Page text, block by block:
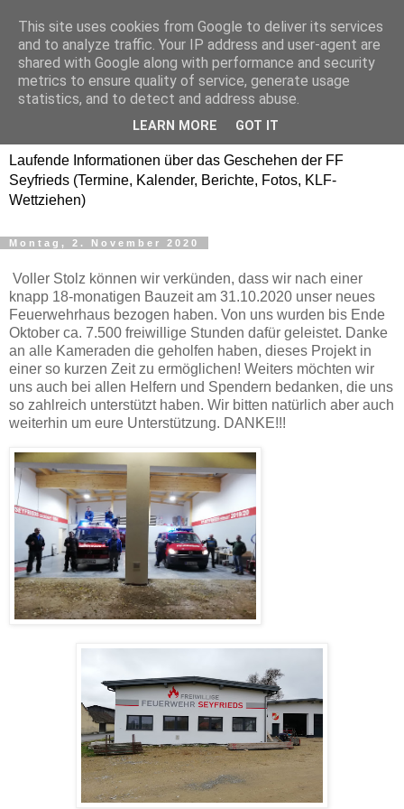
Freiwillige Feuerwehr
SEYFRIEDS
www.ffseyfrieds.at
Laufende Informationen über das Geschehen der FF
Seyfrieds (Termine, Kalender, Berichte, Fotos, KLF-
Wettziehen)
Montag, 2. November 2020
Voller Stolz können wir verkünden, dass wir nach einer
knapp 18-monatigen Bauzeit am 31.10.2020 unser neues
Feuerwehrhaus bezogen haben. Von uns wurden bis Ende
Oktober ca. 7.500 freiwillige Stunden dafür geleistet. Danke
an alle Kameraden die geholfen haben, dieses Projekt in
einer so kurzen Zeit zu ermöglichen! Weiters möchten wir
uns auch bei allen Helfern und Spendern bedanken, die uns
so zahlreich unterstützt haben. Wir bitten natürlich aber auch
weiterhin um eure Unterstützung. DANKE!!!
This site uses cookies from Google to deliver its services
and to analyze traffic. Your IP address and user-agent are
shared with Google along with performance and security
metrics to ensure quality of service, generate usage
statistics, and to detect and address abuse.
LEARN MORE GOT IT